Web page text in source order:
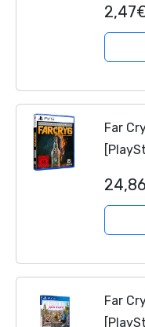
Far
Far